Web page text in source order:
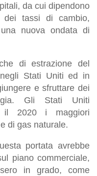
da cui dipendono
dei tassi di cambio,
nuova ondata di
di estrazione del
Stati Uniti ed in
e sfruttare dei
Gli Stati Uniti
il 2020 i maggiori
di gas naturale.
portata avrebbe
piano commerciale,
in grado, come